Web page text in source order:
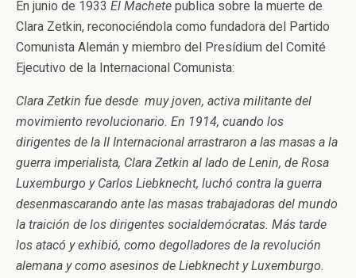
En junio de 1933 El Machete publica sobre la muerte de
Clara Zetkin, reconociéndola como fundadora del Partido
Comunista Alemán y miembro del Presídium del Comité
Ejecutivo de la Internacional Comunista:
Clara Zetkin fue desde muy joven, activa militante del
movimiento revolucionario. En 1914, cuando los
dirigentes de la II Internacional arrastraron a las masas a la
guerra imperialista, Clara Zetkin al lado de Lenin, de Rosa
Luxemburgo y Carlos Liebknecht, luchó contra la guerra
desenmascarando ante las masas trabajadoras del mundo
la traición de los dirigentes socialdemócratas. Más tarde
los atacó y exhibió, como degolladores de la revolución
alemana y como asesinos de Liebknecht y Luxemburgo.